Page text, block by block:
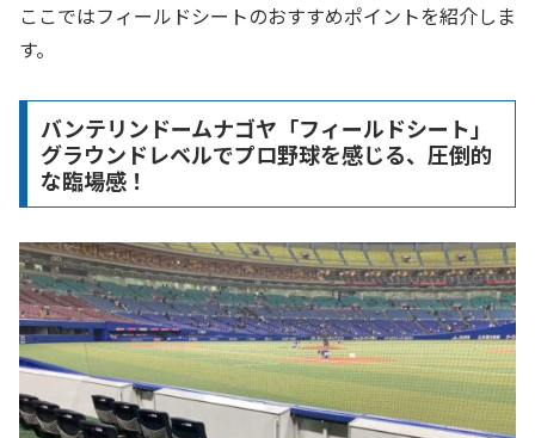
ここではフィールドシートのおすすめポイントを紹介しま
す。
バンテリンドームナゴヤ「フィールドシート」
グラウンドレベルでプロ野球を感じる、圧倒的
な臨場感！